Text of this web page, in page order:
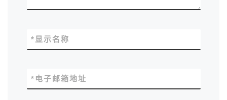
显示名称
*
电子邮箱地址
*